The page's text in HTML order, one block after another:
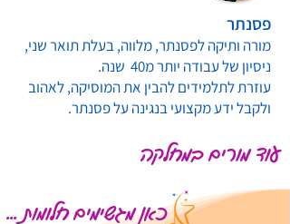
פסנתר
מורה ותיקה לפסנתר, מלווה, בעלת תואר שני,
ניסיון של עבודה יותר מ40 שנה.
עוזרת לתלמידים להבין את המוסיקה, לאהוב
ולקבל ידע מקצועי בנגינה על פסנתר.
עוד מורים במחלקה
כאן מגשימים חלומות ...